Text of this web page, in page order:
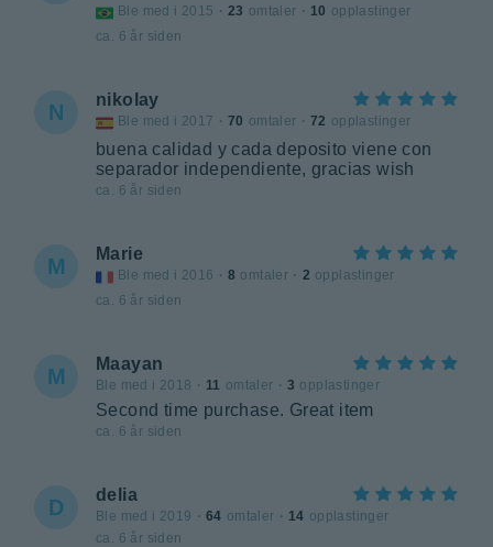
Ble med i 2015 · 23 omtaler · 10 opplastinger
ca. 6 år siden
N
nikolay
Ble med i 2017 · 70 omtaler · 72 opplastinger
buena calidad y cada deposito viene con
separador independiente, gracias wish
ca. 6 år siden
M
Marie
Ble med i 2016 · 8 omtaler · 2 opplastinger
ca. 6 år siden
M
Maayan
Ble med i 2018 · 11 omtaler · 3 opplastinger
Second time purchase. Great item
ca. 6 år siden
D
delia
Ble med i 2019 · 64 omtaler · 14 opplastinger
ca. 6 år siden